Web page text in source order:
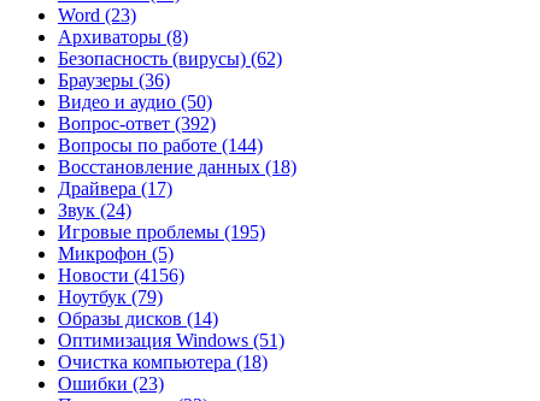
Word (23)
Архиваторы (8)
Безопасность (вирусы) (62)
Браузеры (36)
Видео и аудио (50)
Вопрос-ответ (392)
Вопросы по работе (144)
Восстановление данных (18)
Драйвера (17)
Звук (24)
Игровые проблемы (195)
Микрофон (5)
Новости (4156)
Ноутбук (79)
Образы дисков (14)
Оптимизация Windows (51)
Очистка компьютера (18)
Ошибки (23)